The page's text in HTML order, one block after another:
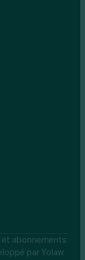
abonnements
par Yolaw